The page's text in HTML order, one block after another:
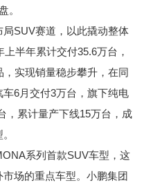
。
SUV赛道，以此撬动整体
半年累计交付35.6万台，
实现销量稳步攀升，在同
6月交付3万台，旗下纯电
，累计量产下线15万台，成
系列首款SUV车型，这
场的重点车型。小鹏集团